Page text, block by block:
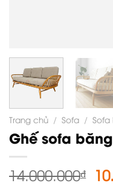
Trang chủ / Sofa /
Ghế sofa
14.000.000₫